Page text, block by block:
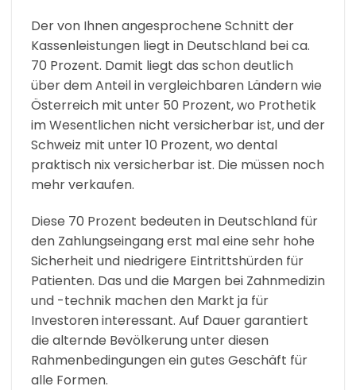
Der von Ihnen angesprochene Schnitt der
Kassenleistungen liegt in Deutschland bei ca.
70 Prozent. Damit liegt das schon deutlich
über dem Anteil in vergleichbaren Ländern wie
Österreich mit unter 50 Prozent, wo Prothetik
im Wesentlichen nicht versicherbar ist, und der
Schweiz mit unter 10 Prozent, wo dental
praktisch nix versicherbar ist. Die müssen noch
mehr verkaufen.
Diese 70 Prozent bedeuten in Deutschland für
den Zahlungseingang erst mal eine sehr hohe
Sicherheit und niedrigere Eintrittshürden für
Patienten. Das und die Margen bei Zahnmedizin
und -technik machen den Markt ja für
Investoren interessant. Auf Dauer garantiert
die alternde Bevölkerung unter diesen
Rahmenbedingungen ein gutes Geschäft für
alle Formen.